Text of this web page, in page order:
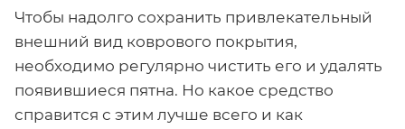
Чтобы надолго сохранить привлекательный
внешний вид коврового покрытия,
необходимо регулярно чистить его и удалять
появившиеся пятна. Но какое средство
справится с этим лучше всего и как